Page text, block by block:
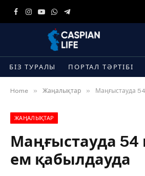
Facebook
Instagram
YouTube
WhatsApp
Telegram
БІЗ ТУРАЛЫ ПОРТАЛ ТӘРТІБІ
Home » Жаңалықтар » Маңғыстауда
ЖАҢАЛЫҚТАР
Маңғыстауда 54
ем қабылдауда